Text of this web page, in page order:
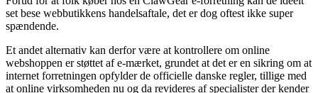
set bese webbutikkens handelsaftale, det er dog oftest ikke super
spændende.
Et andet alternativ kan derfor være at kontrollere om online
webshoppen er støttet af e-mærket, grundet at det er en sikring om at
internet forretningen opfylder de officielle danske regler, tillige med
at online virksomheden nu og da revideres af specialister der kender